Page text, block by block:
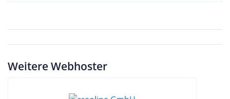
Weitere Webhoster